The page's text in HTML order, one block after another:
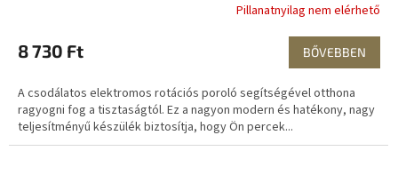
Pillanatnyilag nem elérhető
8 730 Ft BŐVEBBEN
A csodálatos elektromos rotációs poroló segítségével otthona
ragyogni fog a tisztaságtól. Ez a nagyon modern és hatékony, nagy
teljesítményű készülék biztosítja, hogy Ön percek...